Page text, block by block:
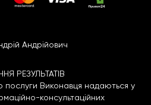
Андрійович
РЕЗУЛЬТАТІВ
послуги Виконавця надаються у
консультаційних